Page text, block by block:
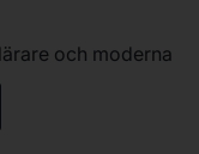
och moderna